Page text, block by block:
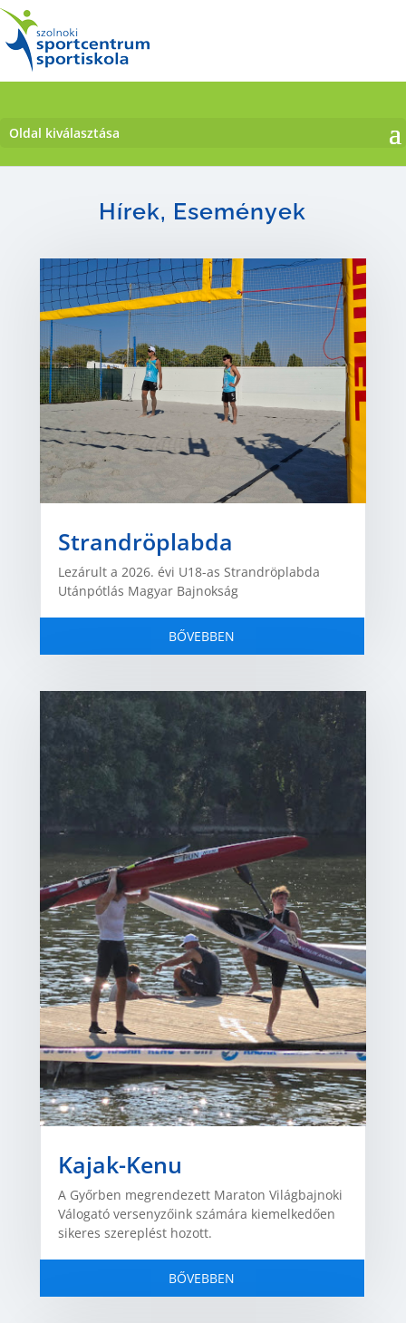
Oldal kiválasztása
Hírek, Események
Strandröplabda
Lezárult a 2026. évi U18-as Strandröplabda
Utánpótlás Magyar Bajnokság
BŐVEBBEN
Kajak-Kenu
A Győrben megrendezett Maraton Világbajnoki
Válogató versenyzőink számára kiemelkedően
sikeres szereplést hozott.
BŐVEBBEN